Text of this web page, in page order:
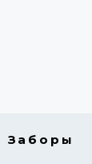
Заборы